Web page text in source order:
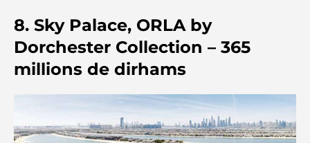
Gyms in Abu Dhabi: Your Guide to the Best
Fitness Spots in the City
Centres commerciaux à Abou Dhabi : votre guide
des meilleurs endroits pour faire du shopping en
ville
Les plus belles plages d'Abu Dhabi pour une
journée parfaite
8. Sky Palace, ORLA by
Dorchester Collection – 365
millions de dirhams